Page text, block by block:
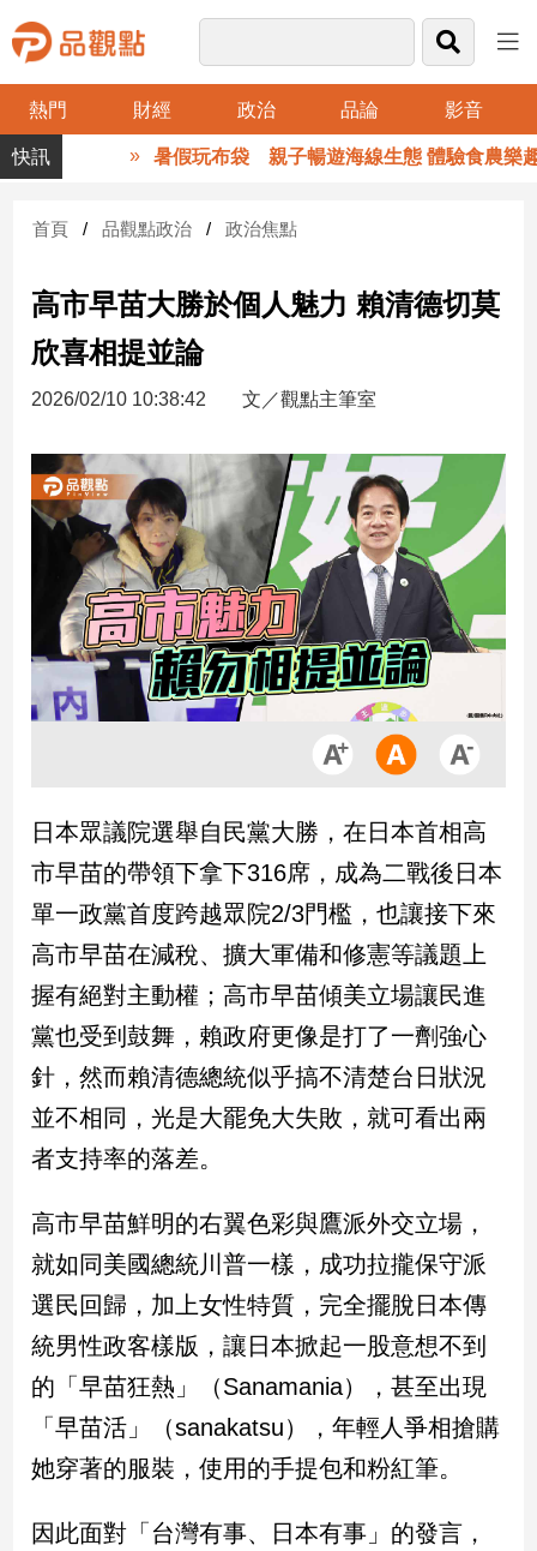
熱門 財經 政治 品論 影音
品
觀
財
台
財
新
產
經/
股
品
政
治
政
治
焦
觀
點
民
調
國
會
點
觀
點
兩
岸/
際
會/
暑假玩布袋 親子暢遊海線生態 體驗食農樂趣
首頁 品觀點政治 政治焦點
高市早苗大勝於個人魅力 賴清德切莫
欣喜相提並論
2026/02/10 10:38:42 文／觀點主筆室
日本眾議院選舉自民黨大勝，在日本首相高
市早苗的帶領下拿下316席，成為二戰後日本
單一政黨首度跨越眾院2/3門檻，也讓接下來
高市早苗在減稅、擴大軍備和修憲等議題上
握有絕對主動權；高市早苗傾美立場讓民進
黨也受到鼓舞，賴政府更像是打了一劑強心
針，然而賴清德總統似乎搞不清楚台日狀況
並不相同，光是大罷免大失敗，就可看出兩
者支持率的落差。
高市早苗鮮明的右翼色彩與鷹派外交立場，
就如同美國總統川普一樣，成功拉攏保守派
選民回歸，加上女性特質，完全擺脫日本傳
統男性政客樣版，讓日本掀起一股意想不到
的「早苗狂熱」（Sanamania），甚至出現
「早苗活」（sanakatsu），年輕人爭相搶購
她穿著的服裝，使用的手提包和粉紅筆。
因此面對「台灣有事、日本有事」的發言，